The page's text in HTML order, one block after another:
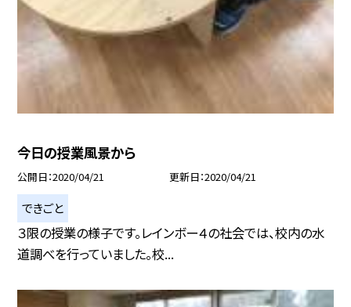
今日の授業風景から
公開日 2020/04/21 更新日 2020/04/21
できごと
３限の授業の様子です。レインボー４の社会では、校内の水
道調べを行っていました。校...